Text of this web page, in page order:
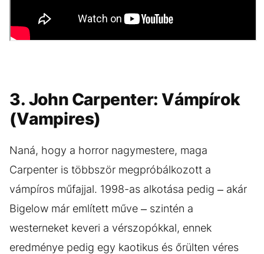
3. John Carpenter: Vámpírok
(Vampires)
Naná, hogy a horror nagymestere, maga
Carpenter is többször megpróbálkozott a
vámpíros műfajjal. 1998-as alkotása pedig – akár
Bigelow már említett műve – szintén a
westerneket keveri a vérszopókkal, ennek
eredménye pedig egy kaotikus és őrülten véres